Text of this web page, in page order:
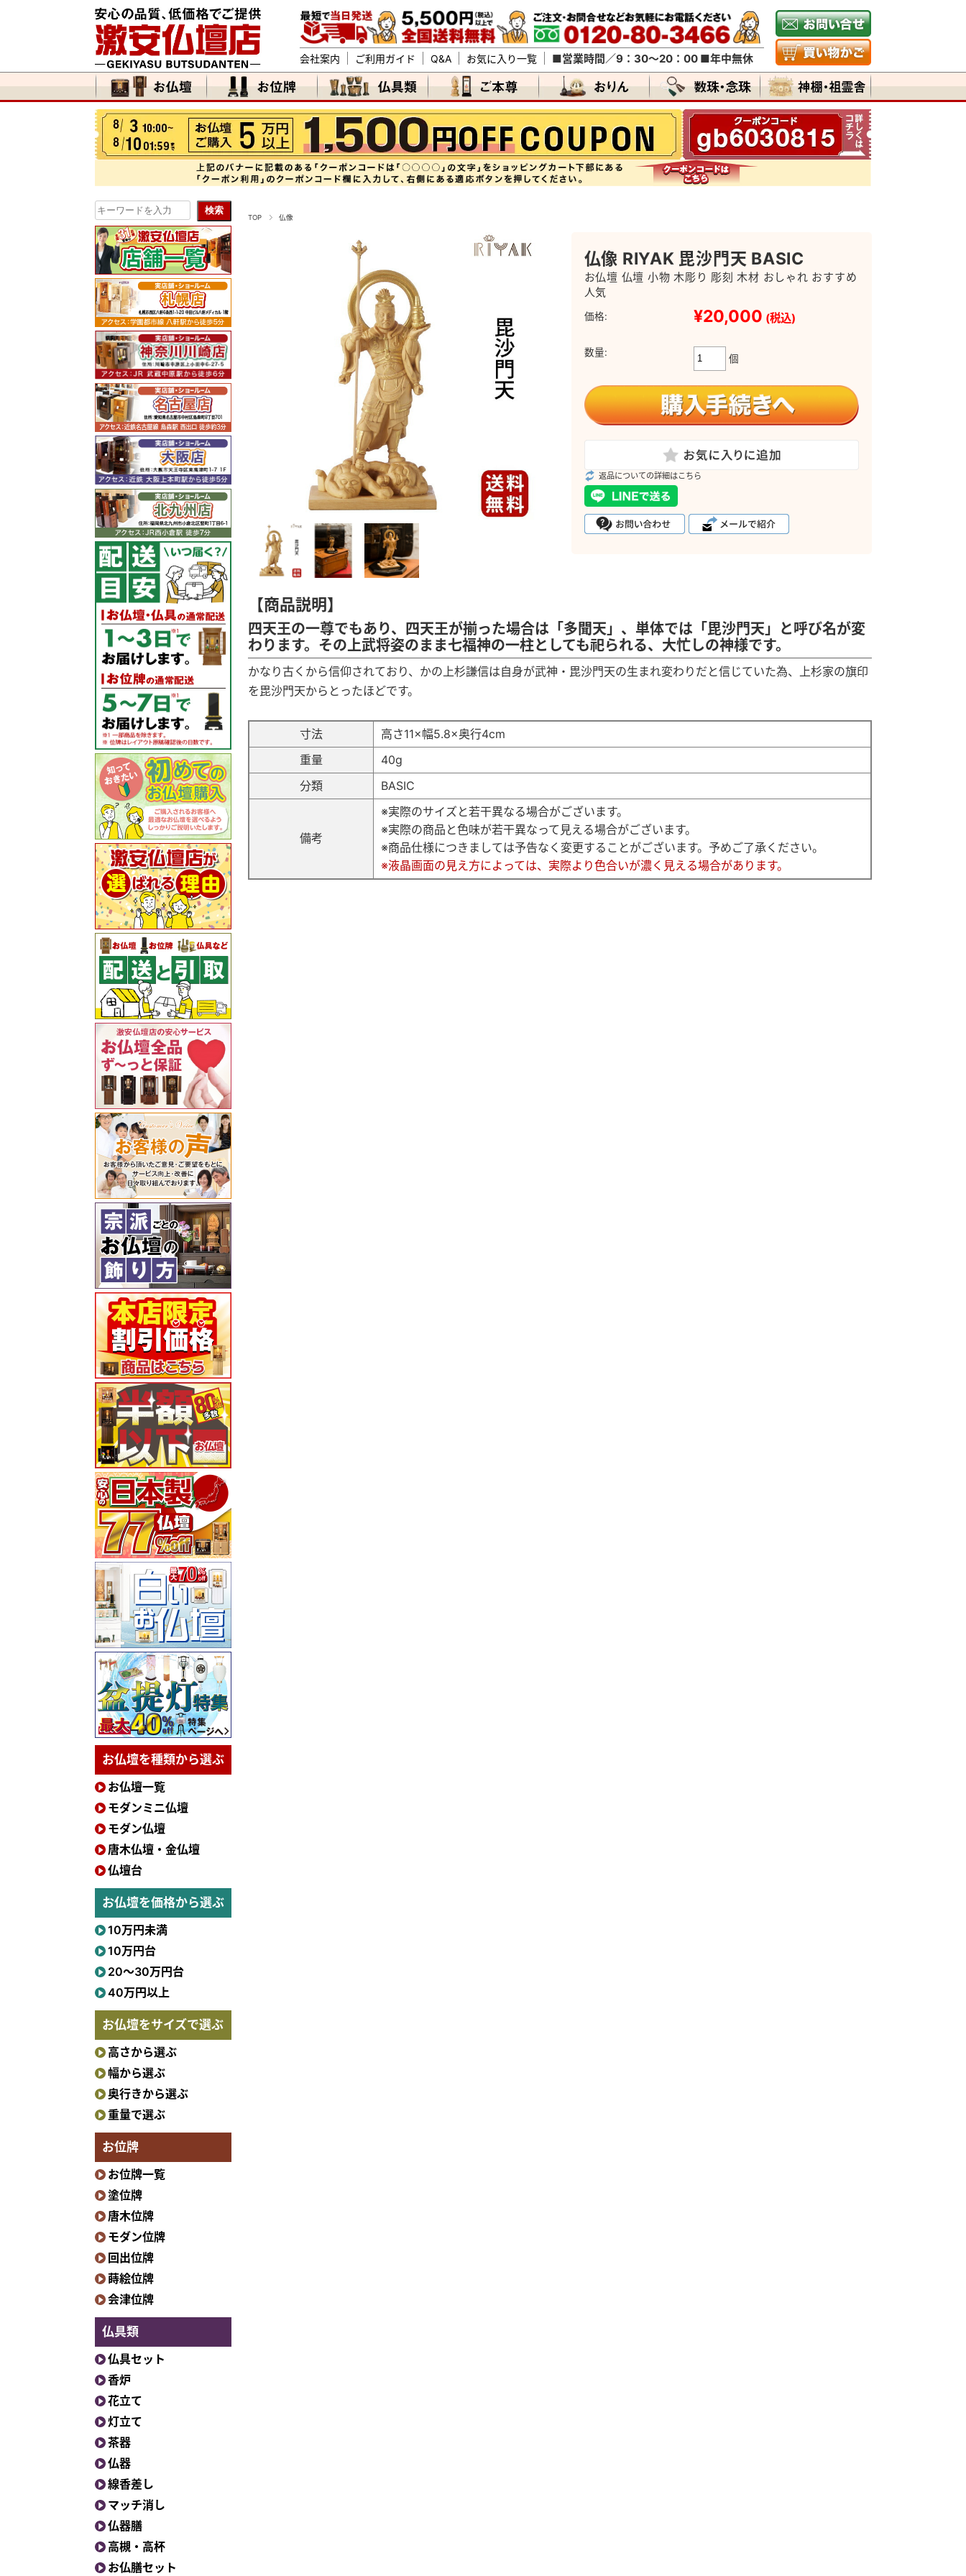
会社案内 ご利用ガイド Q&A お気に入り一覧 ■営業時間／9：30～20：00 ■年中無休
TOP 仏像
仏像 RIYAK 毘沙門天 BASIC
お仏壇 仏壇 小物 木彫り 彫刻 木材 おしゃれ おすすめ
人気
価格: ¥20,000 (税込)
数量:
個
返品についての詳細はこちら
【商品説明】
四天王の一尊でもあり、四天王が揃った場合は「多聞天」、単体では「毘沙門天」と呼び名が変
わります。その上武将姿のまま七福神の一柱としても祀られる、大忙しの神様です。
かなり古くから信仰されており、かの上杉謙信は自身が武神・毘沙門天の生まれ変わりだと信じていた為、上杉家の旗印
を毘沙門天からとったほどです。
寸法
高さ11×幅5.8×奥行4cm
重量
40g
分類
BASIC
備考
※実際のサイズと若干異なる場合がございます。
※実際の商品と色味が若干異なって見える場合がございます。
※商品仕様につきましては予告なく変更することがございます。予めご了承ください。
※液晶画面の見え方によっては、実際より色合いが濃く見える場合があります。
お仏壇を種類から選ぶ
お仏壇一覧
モダンミニ仏壇
モダン仏壇
唐木仏壇・金仏壇
仏壇台
お仏壇を価格から選ぶ
10万円未満
10万円台
20〜30万円台
40万円以上
お仏壇をサイズで選ぶ
高さから選ぶ
幅から選ぶ
奥行きから選ぶ
重量で選ぶ
お位牌
お位牌一覧
塗位牌
唐木位牌
モダン位牌
回出位牌
蒔絵位牌
会津位牌
仏具類
仏具セット
香炉
花立て
灯立て
茶器
仏器
線香差し
マッチ消し
仏器膳
高槻・高杯
お仏膳セット